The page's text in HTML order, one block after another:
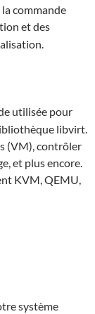
commande
et des
utilisée pour
libvirt.
(VM), contrôler
et plus encore.
KVM, QEMU,
système